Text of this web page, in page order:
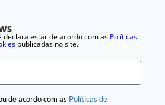
declara estar de acordo com as Políticas
publicadas no site.
de acordo com as Políticas de